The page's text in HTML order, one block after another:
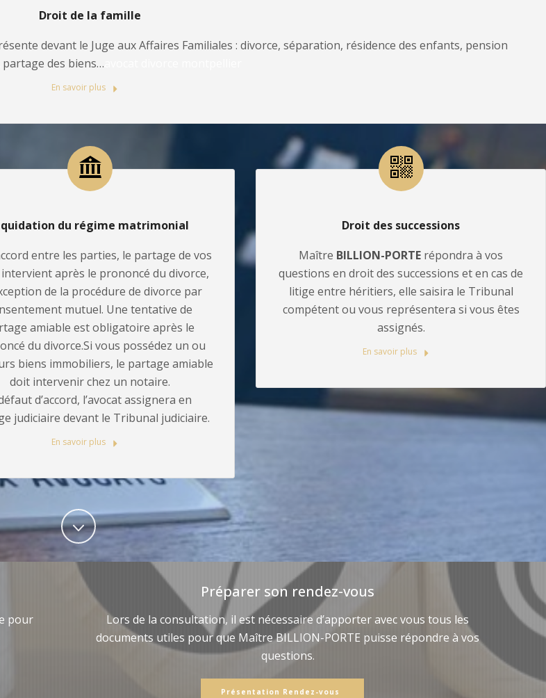
Droit de la famille
devant le Juge aux Affaires Familiales : divorce, séparation, résidence des enfants, pension
des biens…
En savoir plus
du régime matrimonial
entre les parties, le partage de vos
après le prononcé du divorce,
de la procédure de divorce par
mutuel. Une tentative de
amiable est obligatoire après le
du divorce.Si vous possédez un ou
biens immobiliers, le partage amiable
doit intervenir chez un notaire.
d’accord, l’avocat assignera en
judiciaire devant le Tribunal judiciaire.
En savoir plus
Droit des successions
Maître BILLION-PORTE répondra à vos
questions en droit des successions et en cas de
litige entre héritiers, elle saisira le Tribunal
compétent ou vous représentera si vous êtes
assignés.
En savoir plus
pour
Préparer son rendez-vous
Lors de la consultation, il est nécessaire d’apporter avec vous tous les
documents utiles pour que Maître BILLION-PORTE puisse répondre à vos
questions.
Présentation Rendez-vous